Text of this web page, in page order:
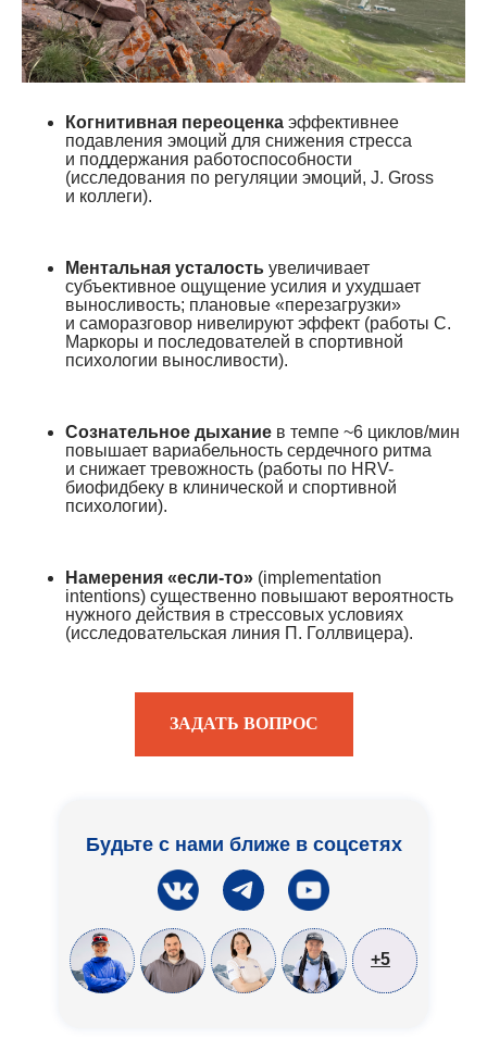
Когнитивная переоценка эффективнее
подавления эмоций для снижения стресса
и поддержания работоспособности
(исследования по регуляции эмоций, J. Gross
и коллеги).
Ментальная усталость увеличивает
субъективное ощущение усилия и ухудшает
выносливость; плановые «перезагрузки»
и саморазговор нивелируют эффект (работы С.
Маркоры и последователей в спортивной
психологии выносливости).
Сознательное дыхание в темпе ~6 циклов/мин
повышает вариабельность сердечного ритма
и снижает тревожность (работы по HRV-
биофидбеку в клинической и спортивной
психологии).
Намерения «если-то» (implementation
intentions) существенно повышают вероятность
нужного действия в стрессовых условиях
(исследовательская линия П. Голлвицера).
ЗАДАТЬ ВОПРОС
Будьте с нами ближе в соцсетях
+5